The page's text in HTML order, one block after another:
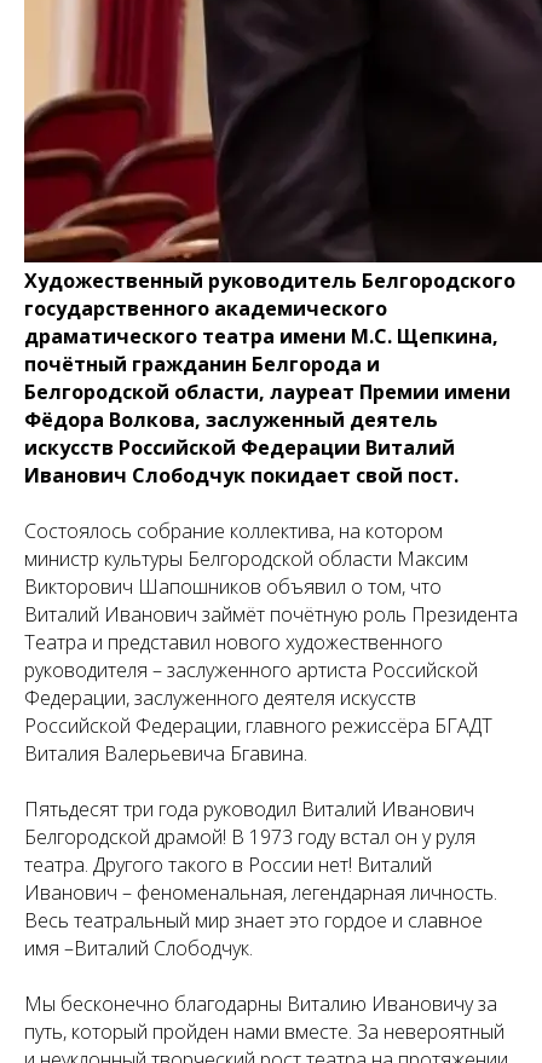
Художественный руководитель Белгородского
государственного академического
драматического театра имени М.С. Щепкина,
почётный гражданин Белгорода и
Белгородской области, лауреат Премии имени
Фёдора Волкова, заслуженный деятель
искусств Российской Федерации Виталий
Иванович Слободчук покидает свой пост.
Состоялось собрание коллектива, на котором
министр культуры Белгородской области Максим
Викторович Шапошников объявил о том, что
Виталий Иванович займёт почётную роль Президента
Театра и представил нового художественного
руководителя – заслуженного артиста Российской
Федерации, заслуженного деятеля искусств
Российской Федерации, главного режиссёра БГАДТ
Виталия Валерьевича Бгавина.
Пятьдесят три года руководил Виталий Иванович
Белгородской драмой! В 1973 году встал он у руля
театра. Другого такого в России нет! Виталий
Иванович – феноменальная, легендарная личность.
Весь театральный мир знает это гордое и славное
имя –Виталий Слободчук.
Мы бесконечно благодарны Виталию Ивановичу за
путь, который пройден нами вместе. За невероятный